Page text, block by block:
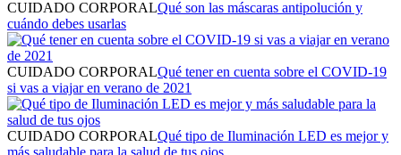
CUIDADO CORPORALQué son las máscaras antipolución y
cuándo debes usarlas
CUIDADO CORPORALQué tener en cuenta sobre el COVID-19
si vas a viajar en verano de 2021
CUIDADO CORPORALQué tipo de Iluminación LED es mejor y
más saludable para la salud de tus ojos